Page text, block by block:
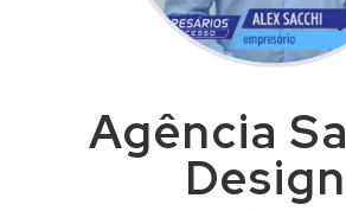
Agência
Design